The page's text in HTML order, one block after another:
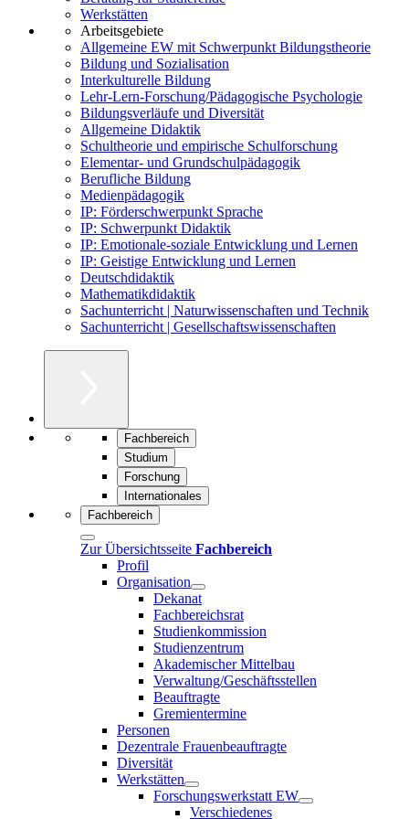
Werkstätten
Arbeitsgebiete
Allgemeine EW mit Schwerpunkt Bildungstheorie
Bildung und Sozialisation
Interkulturelle Bildung
Lehr-Lern-Forschung/Pädagogische Psychologie
Bildungsverläufe und Diversität
Allgemeine Didaktik
Schultheorie und empirische Schulforschung
Elementar- und Grundschulpädagogik
Berufliche Bildung
Medienpädagogik
IP: Förderschwerpunkt Sprache
IP: Schwerpunkt Didaktik
IP: Emotionale-soziale Entwicklung und Lernen
IP: Geistige Entwicklung und Lernen
Deutschdidaktik
Mathematikdidaktik
Sachunterricht | Naturwissenschaften und Technik
Sachunterricht | Gesellschaftswissenschaften
Fachbereich
Studium
Forschung
Internationales
Fachbereich
Zur Übersichtsseite Fachbereich
Profil
Organisation
Dekanat
Fachbereichsrat
Studienkommission
Studienzentrum
Akademischer Mittelbau
Verwaltung/Geschäftsstellen
Beauftragte
Gremientermine
Personen
Dezentrale Frauenbeauftragte
Diversität
Werkstätten
Forschungswerkstatt EW
Verschiedenes